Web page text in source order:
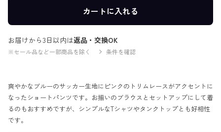
カートに入れる
お届けから3日以内は返品・交換OK
※セール品など一部商品を除く 条件を確認
爽やかなブルーのサッカー生地にピンクのトリムレースがアクセントに
なったショートパンツです。お揃いのブラウスとセットアップにして着
るのもおすすめですが、シンプルなTシャツやタンクトップとも好相性
です。